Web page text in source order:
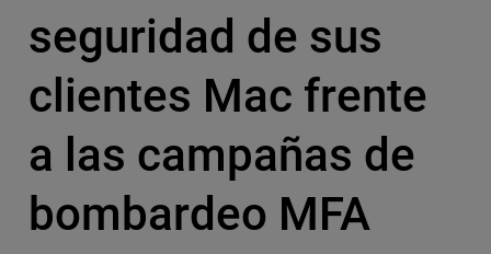
seguridad de sus
clientes Mac frente
a las campañas de
bombardeo MFA